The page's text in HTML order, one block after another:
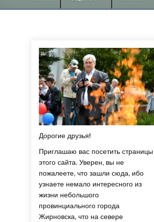
Дорогие друзья!
Приглашаю вас посетить страницы
этого сайта. Уверен, вы не
пожалеете, что зашли сюда, ибо
узнаете немало интересного из
жизни небольшого
провинциального города
Жирновска, что на севере